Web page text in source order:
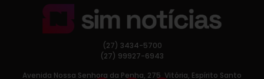
(27) 3434-5700
(27) 99927-6943
Avenida Nossa Senhora da Penha, 275, Vitória, Espírito Santo